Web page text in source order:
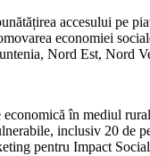
accesului pe
economiei
Nord Est, Nord
în mediul
inclusiv 20 de
pentru Impact